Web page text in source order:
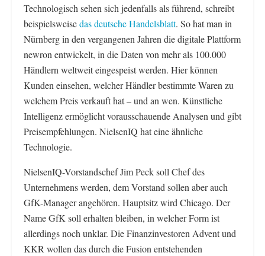
Technologisch sehen sich jedenfalls als führend, schreibt
beispielsweisedas deutsche Handelsblatt. So hat man in
Nürnberg in den vergangenen Jahren die digitale Plattform
newron entwickelt, in die Daten von mehr als 100.000
Händlern weltweit eingespeist werden. Hier können
Kunden einsehen, welcher Händler bestimmte Waren zu
welchem Preis verkauft hat – und an wen. Künstliche
Intelligenz ermöglicht vorausschauende Analysen und gibt
Preisempfehlungen. NielsenIQ hat eine ähnliche
Technologie.
NielsenIQ-Vorstandschef Jim Peck soll Chef des
Unternehmens werden, dem Vorstand sollen aber auch
GfK-Manager angehören. Hauptsitz wird Chicago. Der
Name GfK soll erhalten bleiben, in welcher Form ist
allerdings noch unklar. Die Finanzinvestoren Advent und
KKR wollen das durch die Fusion entstehenden